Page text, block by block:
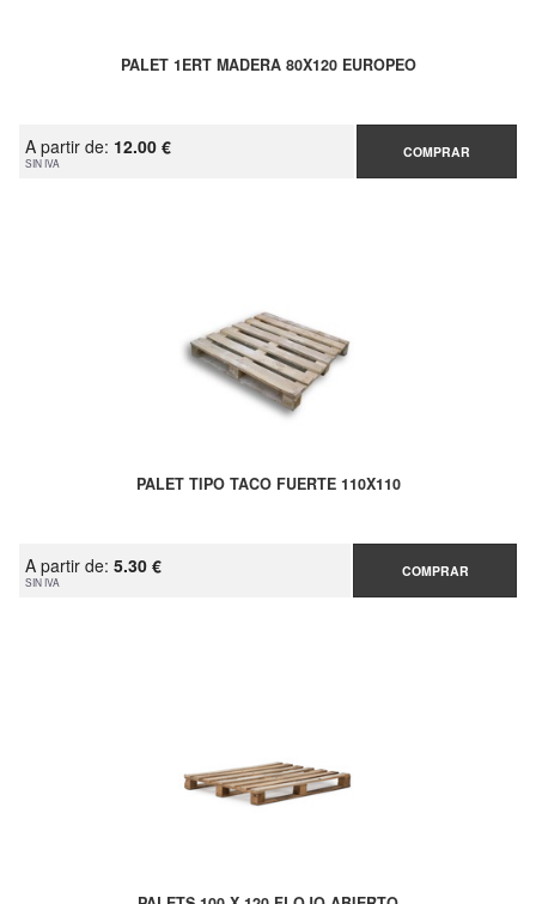
PALET 1ERT MADERA 80X120 EUROPEO
A partir de: 12.00 €
SIN IVA
COMPRAR
PALET TIPO TACO FUERTE 110X110
A partir de: 5.30 €
SIN IVA
COMPRAR